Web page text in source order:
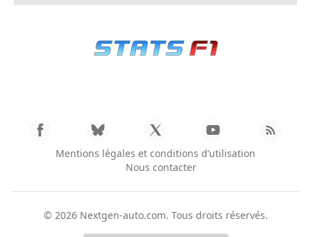
Mentions légales et conditions d’utilisation
Nous contacter
© 2026 Nextgen-auto.com. Tous droits réservés.